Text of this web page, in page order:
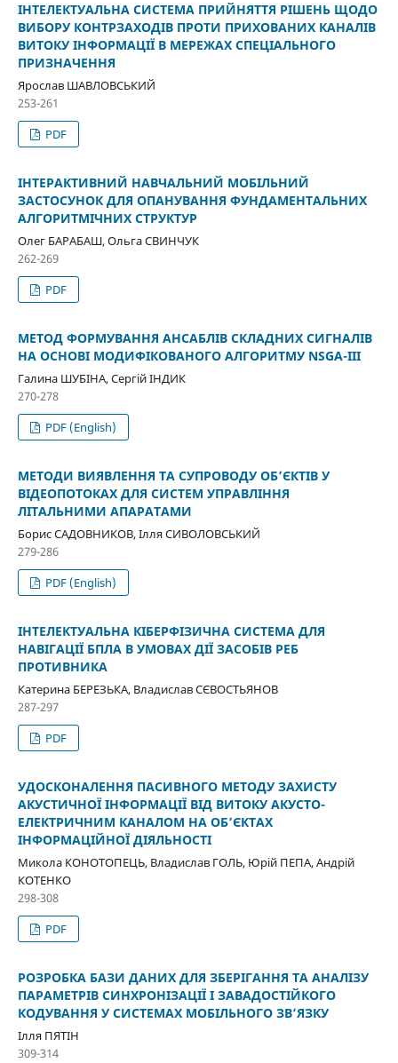
ІНТЕЛЕКТУАЛЬНА СИСТЕМА ПРИЙНЯТТЯ РІШЕНЬ ЩОДО
ВИБОРУ КОНТРЗАХОДІВ ПРОТИ ПРИХОВАНИХ КАНАЛІВ
ВИТОКУ ІНФОРМАЦІЇ В МЕРЕЖАХ СПЕЦІАЛЬНОГО
ПРИЗНАЧЕННЯ
Ярослав ШАВЛОВСЬКИЙ
253-261
PDF
ІНТЕРАКТИВНИЙ НАВЧАЛЬНИЙ МОБІЛЬНИЙ
ЗАСТОСУНОК ДЛЯ ОПАНУВАННЯ ФУНДАМЕНТАЛЬНИХ
АЛГОРИТМІЧНИХ СТРУКТУР
Олег БАРАБАШ, Ольга СВИНЧУК
262-269
PDF
МЕТОД ФОРМУВАННЯ АНСАБЛІВ СКЛАДНИХ СИГНАЛІВ
НА ОСНОВІ МОДИФІКОВАНОГО АЛГОРИТМУ NSGA-III
Галина ШУБІНА, Сергій ІНДИК
270-278
PDF (English)
МЕТОДИ ВИЯВЛЕННЯ ТА СУПРОВОДУ ОБ’ЄКТІВ У
ВІДЕОПОТОКАХ ДЛЯ СИСТЕМ УПРАВЛІННЯ
ЛІТАЛЬНИМИ АПАРАТАМИ
Борис САДОВНИКОВ, Ілля СИВОЛОВСЬКИЙ
279-286
PDF (English)
ІНТЕЛЕКТУАЛЬНА КІБЕРФІЗИЧНА СИСТЕМА ДЛЯ
НАВІГАЦІЇ БПЛА В УМОВАХ ДІЇ ЗАСОБІВ РЕБ
ПРОТИВНИКА
Катерина БЕРЕЗЬКА, Владислав СЄВОСТЬЯНОВ
287-297
PDF
УДОСКОНАЛЕННЯ ПАСИВНОГО МЕТОДУ ЗАХИСТУ
АКУСТИЧНОЇ ІНФОРМАЦІЇ ВІД ВИТОКУ АКУСТО-
ЕЛЕКТРИЧНИМ КАНАЛОМ НА ОБ’ЄКТАХ
ІНФОРМАЦІЙНОЇ ДІЯЛЬНОСТІ
Микола КОНОТОПЕЦЬ, Владислав ГОЛЬ, Юрій ПЕПА, Андрій
КОТЕНКО
298-308
PDF
РОЗРОБКА БАЗИ ДАНИХ ДЛЯ ЗБЕРІГАННЯ ТА АНАЛІЗУ
ПАРАМЕТРІВ СИНХРОНІЗАЦІЇ І ЗАВАДОСТІЙКОГО
КОДУВАННЯ У СИСТЕМАХ МОБІЛЬНОГО ЗВ’ЯЗКУ
Ілля ПЯТІН
309-314